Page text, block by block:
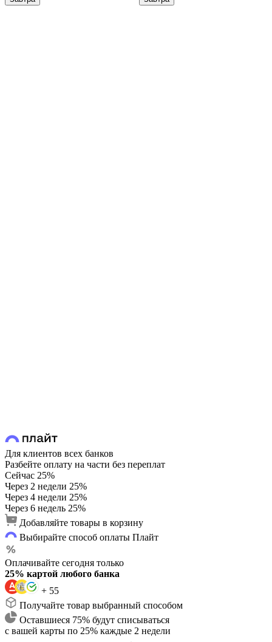
Для клиентов всех банков
Разбейте оплату на части без переплат
Сейчас 25%
Через 2 недели 25%
Через 4 недели 25%
Через 6 недель 25%
Добавляйте товары в корзину
Выбирайте способ оплаты Плайт
Оплачивайте сегодня только
25% картой любого банка
+ 55
Получайте товар выбранный способом
Оставшиеся 75% будут списываться
с вашей карты по 25% каждые 2 недели